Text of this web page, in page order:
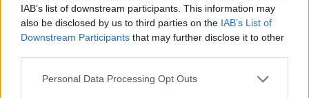
IAB’s list of downstream participants. This information may
also be disclosed by us to third parties on the IAB’s List of
Downstream Participants that may further disclose it to other
Personal Data Processing Opt Outs
Regolamento per i fondi interprofessionali per la
formazione continua per la concessioni di aiuti di stato
esentati ai s